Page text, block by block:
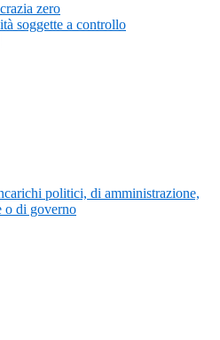
zero
soggette a controllo
politici, di amministrazione,
o di governo